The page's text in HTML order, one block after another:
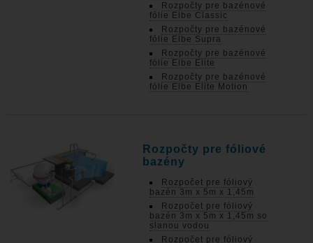
Rozpočty pre bazénové
fólie Elbe Classic
Rozpočty pre bazénové
fólie Elbe Supra
Rozpočty pre bazénové
fólie Elbe Elite
Rozpočty pre bazénové
fólie Elbe Elite Motion
Rozpočty pre fóliové
bazény
Rozpočet pre fóliový
bazén 3m x 5m x 1,45m
Rozpočet pre fóliový
bazén 3m x 5m x 1,45m so
slanou vodou
Rozpočet pre fóliový